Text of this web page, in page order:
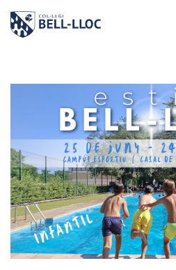
Bell-lloc
Educativo
educativas
Escolares